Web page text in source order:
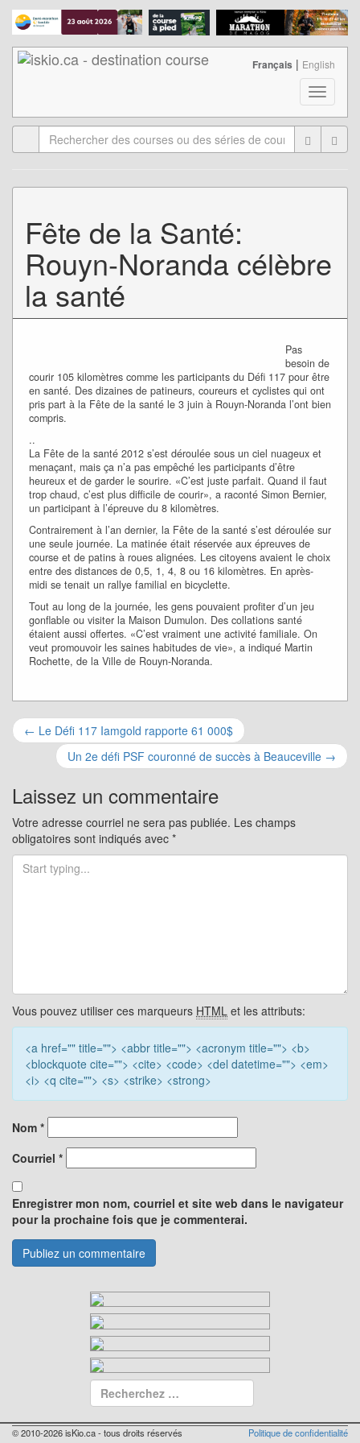
T
o
g
l
n
a
o
Français | English
Fête de la Santé:
Rouyn-Noranda célèbre
la santé
Pas
besoin de
courir 105 kilomètres comme les participants du Défi 117 pour être
en santé. Des dizaines de patineurs, coureurs et cyclistes qui ont
pris part à la Fête de la santé le 3 juin à Rouyn-Noranda l’ont bien
compris.
..
La Fête de la santé 2012 s’est déroulée sous un ciel nuageux et
menaçant, mais ça n’a pas empêché les participants d’être
heureux et de garder le sourire. «C’est juste parfait. Quand il faut
trop chaud, c’est plus difficile de courir», a raconté Simon Bernier,
un participant à l’épreuve du 8 kilomètres.
Contrairement à l’an dernier, la Fête de la santé s’est déroulée sur
une seule journée. La matinée était réservée aux épreuves de
course et de patins à roues alignées. Les citoyens avaient le choix
entre des distances de 0,5, 1, 4, 8 ou 16 kilomètres. En après-
midi se tenait un rallye familial en bicyclette.
Tout au long de la journée, les gens pouvaient profiter d’un jeu
gonflable ou visiter la Maison Dumulon. Des collations santé
étaient aussi offertes. «C’est vraiment une activité familiale. On
veut promouvoir les saines habitudes de vie», a indiqué Martin
Rochette, de la Ville de Rouyn-Noranda.
Navigation
pour
les
articles
← Le Défi 117 Iamgold rapporte 61 000$
Un 2e défi PSF couronné de succès à Beauceville →
Laissez un commentaire
Votre adresse courriel ne sera pas publiée. Les champs
obligatoires sont indiqués avec *
Vous pouvez utiliser ces marqueurs HTML et les attributs:
<a href="" title=""> <abbr title=""> <acronym title=""> <b>
<blockquote cite=""> <cite> <code> <del datetime=""> <em>
<i> <q cite=""> <s> <strike> <strong>
Nom *
Courriel *
Enregistrer mon nom, courriel et site web dans le navigateur
pour la prochaine fois que je commenterai.
© 2010-2026 isKio.ca - tous droits réservés Politique de confidentialité